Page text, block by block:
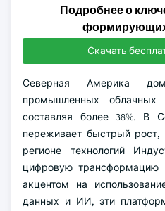
Подробнее о
Скачать
Северная Америка
промышленных
составляя более 38%. В
переживает быстрый
регионе технологий
цифровую трансформацию
акцентом на
данных и ИИ, эти